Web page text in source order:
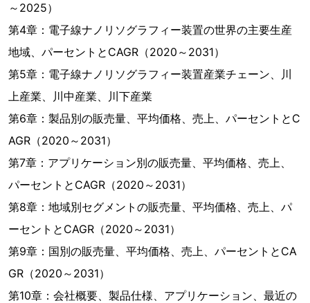
～2025）
第4章：電子線ナノリソグラフィー装置の世界の主要生産
地域、パーセントとCAGR（2020～2031）
第5章：電子線ナノリソグラフィー装置産業チェーン、川
上産業、川中産業、川下産業
第6章：製品別の販売量、平均価格、売上、パーセントとC
AGR（2020～2031）
第7章：アプリケーション別の販売量、平均価格、売上、
パーセントとCAGR（2020～2031）
第8章：地域別セグメントの販売量、平均価格、売上、パ
ーセントとCAGR（2020～2031）
第9章：国別の販売量、平均価格、売上、パーセントとCA
GR（2020～2031）
第10章：会社概要、製品仕様、アプリケーション、最近の